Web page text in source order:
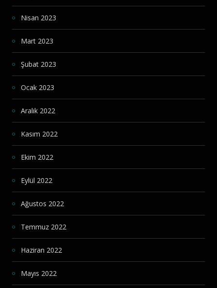
Nisan 2023
Mart 2023
Şubat 2023
Ocak 2023
Aralık 2022
Kasım 2022
Ekim 2022
Eylül 2022
Ağustos 2022
Temmuz 2022
Haziran 2022
Mayıs 2022